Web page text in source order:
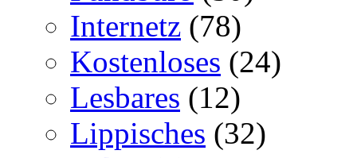
Internetz (78)
Kostenloses (24)
Lesbares (12)
Lippisches (32)